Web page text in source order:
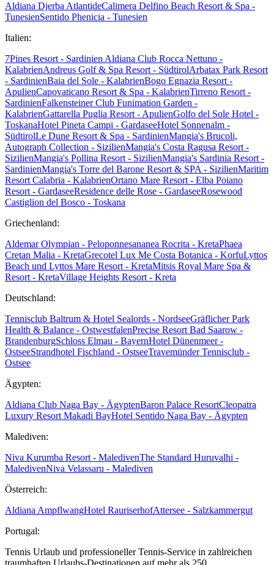
Aldiana Djerba AtlantideCalimera Delfino Beach Resort & Spa -
TunesienSentido Phenicia - Tunesien
Italien:
7Pines Resort - Sardinien Aldiana Club Rocca Nettuno -
KalabrienAndreus Golf & Spa Resort - SüdtirolArbatax Park Resort
- SardinienBaia del Sole - KalabrienBogo Egnazia Resort -
ApulienCapovaticano Resort & Spa - KalabrienTirreno Resort -
SardinienFalkensteiner Club Funimation Garden -
KalabrienGattarella Puglia Resort - ApulienGolfo del Sole Hotel -
ToskanaHotel Pineta Campi - GardaseeHotel Sonnenalm -
SüdtirolLe Dune Resort & Spa - SardinienMangia's Brucoli,
Autograph Collection - SizilienMangia's Costa Ragusa Resort -
SizilienMangia's Pollina Resort - SizilienMangia's Sardinia Resort -
SardinienMangia's Torre del Barone Resort & SPA - SizilienMaritim
Resort Calabria - KalabrienOrtano Mare Resort - Elba Poiano
Resort - GardaseeResidence delle Rose - GardaseeRosewood
Castiglion del Bosco - Toskana
Griechenland:
Aldemar Olympian - Peloponnesananea Rocrita - KretaPhaea
Cretan Malia - KretaGrecotel Lux Me Costa Botanica - KorfuLyttos
Beach und Lyttos Mare Resort - KretaMitsis Royal Mare Spa &
Resort - KretaVillage Heights Resort - Kreta
Deutschland:
Tennisclub Baltrum & Hotel Sealords - NordseeGräflicher Park
Health & Balance - OstwestfalenPrecise Resort Bad Saarow -
BrandenburgSchloss Elmau - BayernHotel Dünenmeer -
OstseeStrandhotel Fischland - OstseeTravemünder Tennisclub -
Ostsee
Ägypten:
Aldiana Club Naga Bay - ÄgyptenBaron Palace ResortCleopatra
Luxury Resort Makadi BayHotel Sentido Naga Bay - Ägypten
Malediven:
Niva Kurumba Resort - MaledivenThe Standard Huruvalhi -
MaledivenNiva Velassaru - Malediven
Österreich:
Aldiana AmpflwangHotel RauriserhofAttersee - Salzkammergut
Portugal:
Tennis Urlaub und professioneller Tennis-Service in zahlreichen